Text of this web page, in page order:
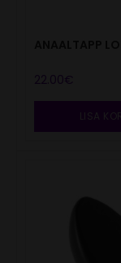
22.00€
LISA